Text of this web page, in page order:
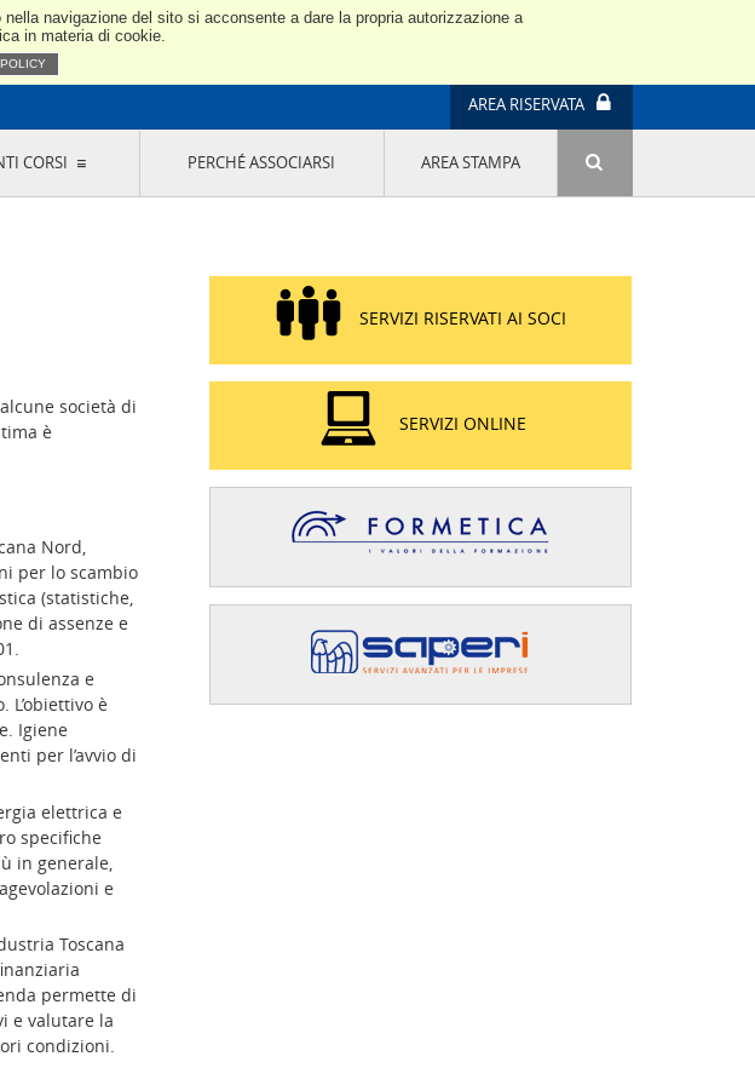
navigazione del sito si acconsente a dare la propria autorizzazione a
in materia di cookie.
Nord
AREA RISERVATA
EDIZIONE
PROGETTO LU.ME.
IL MANAGER DELLA SOSTENIBILITÀ NEL
DISTRETTO TESSILE PRATESE
GRUPPO IMPRENDITORIA FEMMINILE
SOSTENIBILITÀ
CORSI PERCHÉ ASSOCIARSI AREA STAMPA
società di
è
Nord,
per lo scambio
(statistiche,
di assenze e
e
è
Igiene
per l’avvio di
elettrica e
specifiche
in generale,
e
Toscana
permette di
e valutare la
condizioni.
SERVIZI RISERVATI AI SOCI
SERVIZI ONLINE